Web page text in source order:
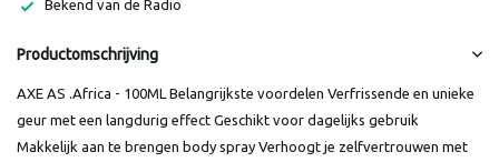
Bekend van de Radio
Productomschrijving
AXE AS .Africa - 100ML Belangrijkste voordelen Verfrissende en unieke
geur met een langdurig effect Geschikt voor dagelijks gebruik
Makkelijk aan te brengen body spray Verhoogt je zelfvertrouwen met